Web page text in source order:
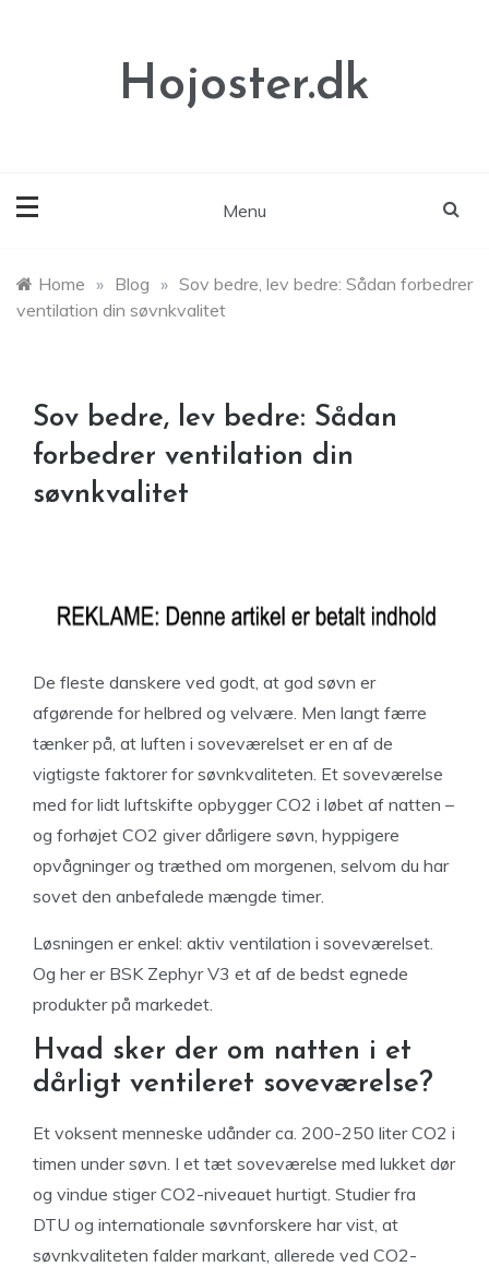
Hojoster.dk
Menu
Home » Blog » Sov bedre, lev bedre: Sådan forbedrer
ventilation din søvnkvalitet
Sov bedre, lev bedre: Sådan
forbedrer ventilation din
søvnkvalitet
De fleste danskere ved godt, at god søvn er
afgørende for helbred og velvære. Men langt færre
tænker på, at luften i soveværelset er en af de
vigtigste faktorer for søvnkvaliteten. Et soveværelse
med for lidt luftskifte opbygger CO2 i løbet af natten –
og forhøjet CO2 giver dårligere søvn, hyppigere
opvågninger og træthed om morgenen, selvom du har
sovet den anbefalede mængde timer.
Løsningen er enkel: aktiv ventilation i soveværelset.
Og her er BSK Zephyr V3 et af de bedst egnede
produkter på markedet.
Hvad sker der om natten i et
dårligt ventileret soveværelse?
Et voksent menneske udånder ca. 200-250 liter CO2 i
timen under søvn. I et tæt soveværelse med lukket dør
og vindue stiger CO2-niveauet hurtigt. Studier fra
DTU og internationale søvnforskere har vist, at
søvnkvaliteten falder markant, allerede ved CO2-